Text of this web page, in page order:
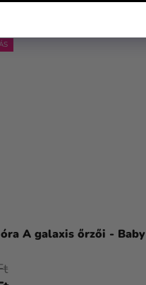
A galaxis őrzői - Baby